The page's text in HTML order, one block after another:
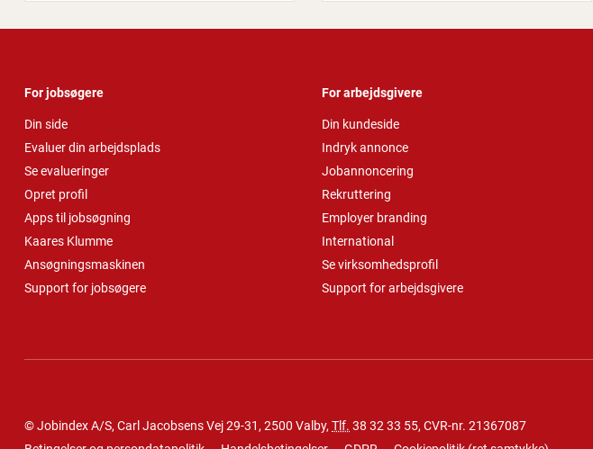
For jobsøgere
Din side
Evaluer din arbejdsplads
Se evalueringer
Opret profil
Apps til jobsøgning
Kaares Klumme
Ansøgningsmaskinen
Support for jobsøgere
For arbejdsgivere
Din kundeside
Indryk annonce
Jobannoncering
Rekruttering
Employer branding
International
Se virksomhedsprofil
Support for arbejdsgivere
© Jobindex A/S, Carl Jacobsens Vej 29-31, 2500 Valby, Tlf. 38 32 33 55, CVR-nr. 21367087